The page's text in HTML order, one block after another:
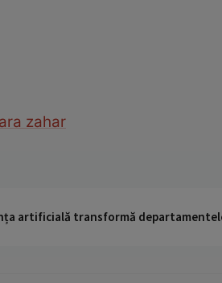
zahar
artificială transformă